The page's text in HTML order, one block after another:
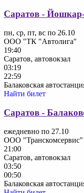
Саратов -
пн, ср, пт, вс по 26.10
ООО "ТК "Автолига"
19:40
Саратов, автовокзал
03:19
22:59
Балаковская
Найти билет
Саратов -
ежедневно по 27.10
ООО "Транскомсервис"
21:00
Саратов, автовокзал
03:50
00:50
Балаковская